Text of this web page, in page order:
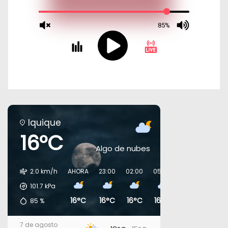
Iquique
16°C Algo de nubes
2.0 km/h
101.7 kPa
85 %
AHORA
16°C
23:00
16°C
02:00
16°C
05:00
16°C
7 de agosto